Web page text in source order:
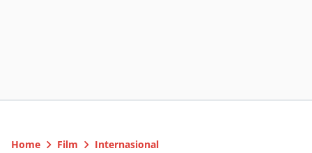
Home Film Internasional